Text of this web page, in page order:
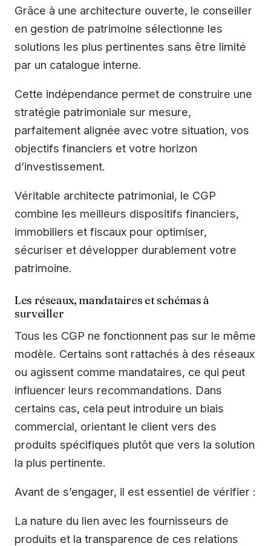
Grâce à une architecture ouverte, le conseiller
en gestion de patrimoine sélectionne les
solutions les plus pertinentes sans être limité
par un catalogue interne.
Cette indépendance permet de construire une
stratégie patrimoniale sur mesure,
parfaitement alignée avec votre situation, vos
objectifs financiers et votre horizon
d’investissement.
Véritable architecte patrimonial, le CGP
combine les meilleurs dispositifs financiers,
immobiliers et fiscaux pour optimiser,
sécuriser et développer durablement votre
patrimoine.
Les réseaux, mandataires et schémas à
surveiller
Tous les CGP ne fonctionnent pas sur le même
modèle. Certains sont rattachés à des réseaux
ou agissent comme mandataires, ce qui peut
influencer leurs recommandations. Dans
certains cas, cela peut introduire un biais
commercial, orientant le client vers des
produits spécifiques plutôt que vers la solution
la plus pertinente.
Avant de s’engager, il est essentiel de vérifier :
La nature du lien avec les fournisseurs de
produits et la transparence de ces relations